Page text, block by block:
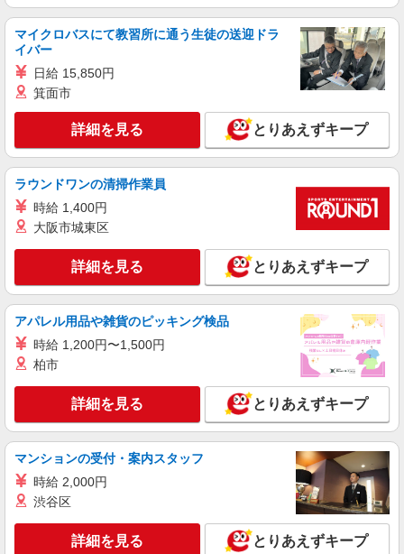
キープ 詳細を見る
アルバイト
すき家 千葉蘇我店
すき家の店舗スタッフ（接客・調理・清掃な
時給1,180円 ※22:00〜翌5:00：時給1,475円 ※
高校生時給1,140円 ※早朝手当（5:00〜9:00）時給
＋150円
千葉県千葉市中央区南町1-2-9
キープ 詳細を見る
すき家 西千葉駅前店
すき家の店舗スタッフ（接客・調理・清掃な
ど）
時給1,150円 ※22:00〜翌5:00：時給1,438円 ※
高校生時給1,140円 ※早朝手当（5:00〜9:00）時給
千葉県千葉市中央区春日2-25-1竹久ビル1F
キープ 詳細を見る
アルバイト パート
なか卯 蘇我店
接客・調理スタッフ（簡単な接客・調理・清
時給1463円 ■特別手当 特別時給〈5:00-9:00も
深夜時給と同額〉
マイクロバスにて教習所に通う生徒の送迎ドラ
イバー
日給 15,850円
箕面市
詳細を見る とりあえずキープ
ラウンドワンの清掃作業員
時給 1,400円
大阪市城東区
詳細を見る とりあえずキープ
アパレル用品や雑貨のピッキング検品
時給 1,200円〜1,500円
柏市
詳細を見る とりあえずキープ
マンションの受付・案内スタッフ
時給 2,000円
渋谷区
詳細を見る とりあえずキープ